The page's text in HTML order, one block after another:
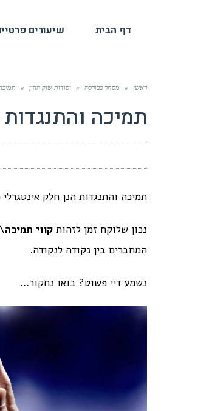
דף הבית שיעורים
ראשי » מסחר בבורסה » יסודות שוק ההון »
תמיכה והתנגדות
תמיכה והתנגדות הנן חלק
נכון שלוקח זמן לזהות קווי
המחברים בין נקודה לנקודה.
נשמע דיי פשוט? בואו נחקור…